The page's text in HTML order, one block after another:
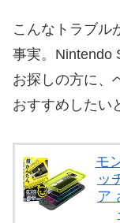
こんなトラブル
事実。Nintendo
お探しの方に、
おすすめしたい
モ
ッ
ア